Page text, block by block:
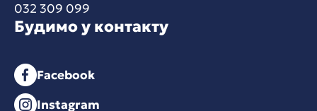
032 309 099
Будимо у контакту
Facebook
Instagram